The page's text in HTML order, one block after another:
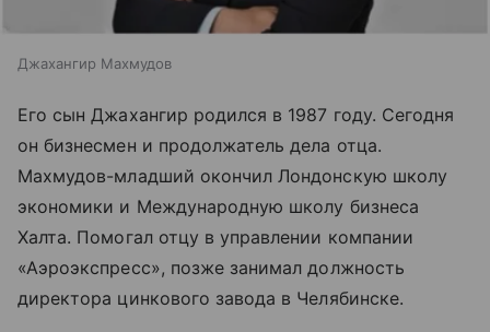
Джахангир Махмудов
Его сын Джахангир родился в 1987 году. Сегодня
он бизнесмен и продолжатель дела отца.
Махмудов-младший окончил Лондонскую школу
экономики и Международную школу бизнеса
Халта. Помогал отцу в управлении компании
«Аэроэкспресс», позже занимал должность
директора цинкового завода в Челябинске.